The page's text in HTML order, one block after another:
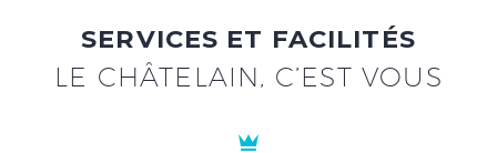
SERVICES ET FACILITÉS
LE CHÂTELAIN, C’EST VOUS

